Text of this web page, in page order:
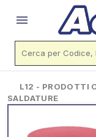
menu
L12 - PRODOTTI
SALDATURE